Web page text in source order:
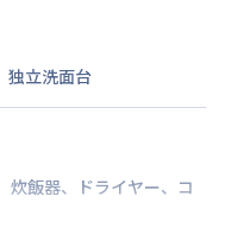
独立洗面台
炊飯器、 ドライヤー、 コ